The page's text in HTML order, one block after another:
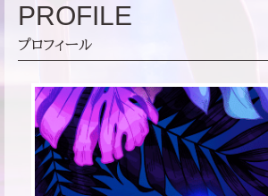
PROFILE
プロフィール